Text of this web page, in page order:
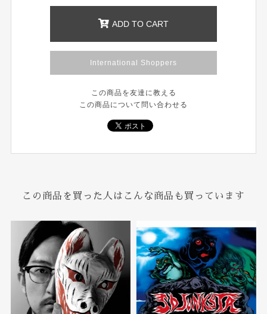
ADD TO CART
International Shoppers
この商品を友達に教える
この商品について問い合わせる
この商品を買った人はこんな商品も買っています